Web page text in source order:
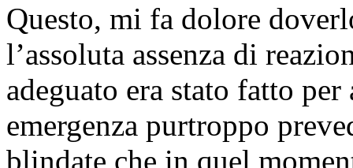
Questo, mi fa dolore
l’assoluta assenza di
adeguato era stato fatto
emergenza purtroppo
blindate che in quel